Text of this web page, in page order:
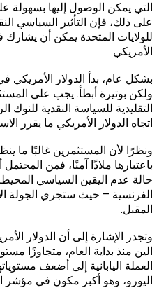
التي يمكن الوصول إليها بسهولة
على ذلك، فإن التأثير السياسي
للولايات المتحدة يمكن أن يشارك
الأمريكي.
بشكل عام، بدأ الدولار الأمريكي
ولكن بوتيرة أبطأ. يجب على
التقليدية للسياسة النقدية للنوك
اتجاه الدولار الأمريكي ما يقرر
ونظرًا لأن المستثمرين غالبًا ما
باعتبارها ملاذًا آمنًا، فمن
حالة عدم اليقين السياسي المحيطة
الفرنسية – حيث ستجري الجولة
المقبل.